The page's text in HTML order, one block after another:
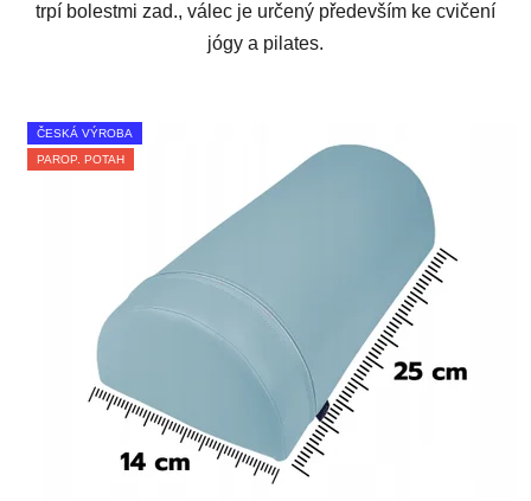
trpí bolestmi zad., válec je určený především ke cvičení
jógy a pilates.
ČESKÁ VÝROBA
PAROP. POTAH